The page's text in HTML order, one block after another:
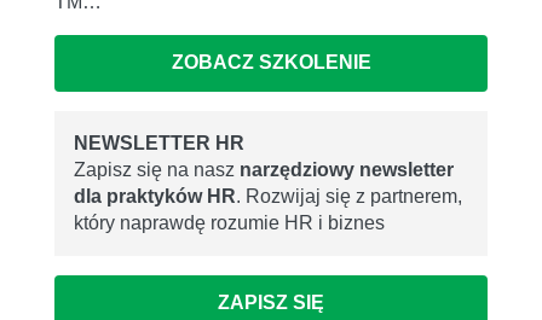
ZOBACZ SZKOLENIE
NEWSLETTER HR
Zapisz się na nasz narzędziowy newsletter
dla praktyków HR. Rozwijaj się z partnerem,
który naprawdę rozumie HR i biznes
ZAPISZ SIĘ